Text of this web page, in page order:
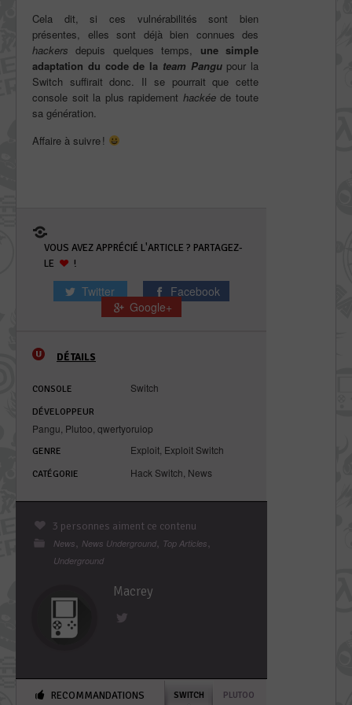
Cela dit, si ces vulnérabilités sont bien
présentes, elles sont déjà bien connues des
hackers depuis quelques temps, une simple
adaptation du code de la team Pangupour la
Switch suffirait donc. Il se pourrait que cette
console soit la plus rapidement hackéede toute
sa génération.
Affaire à suivre !
VOUS AVEZ APPRÉCIÉ L'ARTICLE ? PARTAGEZ-
LE
!
Twitter
Facebook
Google+
DÉTAILS
CONSOLE Switch
DÉVELOPPEUR
Pangu Plutoo qwertyoruiop
GENRE Exploit Exploit Switch
CATÉGORIE Hack Switch News
3 personnes aiment ce contenu
News, News Underground, Top Articles,
Underground
Macrey
RECOMMANDATIONS SWITCH PLUTOO